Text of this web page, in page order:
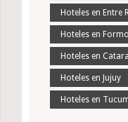
Hoteles en Entre
Hoteles en
Hoteles en
Hoteles en Jujuy
Hoteles en